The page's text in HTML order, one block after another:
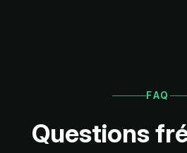
FAQ
Questions